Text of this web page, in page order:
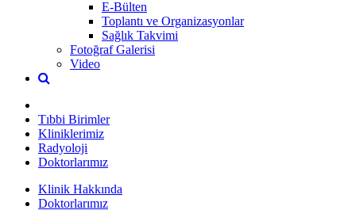
E-Bülten
Toplantı ve Organizasyonlar
Sağlık Takvimi
Fotoğraf Galerisi
Video
Tıbbi Birimler
Kliniklerimiz
Radyoloji
Doktorlarımız
Klinik Hakkında
Doktorlarımız